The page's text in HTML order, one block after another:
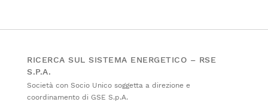
RICERCA SUL SISTEMA ENERGETICO – RSE
S.P.A.
Società con Socio Unico soggetta a direzione e
coordinamento di GSE S.p.A.